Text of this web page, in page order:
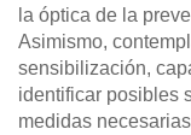
la óptica de la
Asimismo,
sensibilización,
identificar posibles
medidas